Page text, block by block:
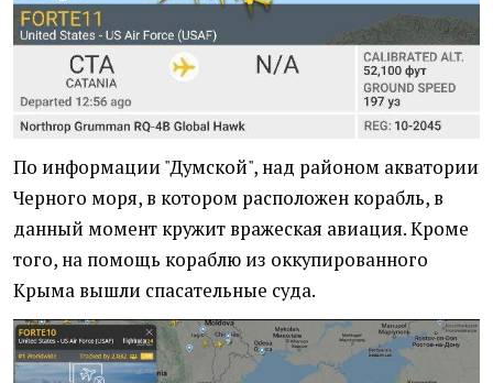
По информации "Думской", над районом акватории
Черного моря, в котором расположен корабль, в
данный момент кружит вражеская авиация. Кроме
того, на помощь кораблю из оккупированного
Крыма вышли спасательные суда.